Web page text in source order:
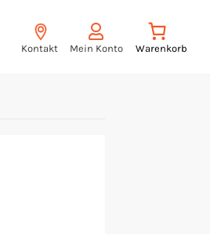
Kontakt Mein Konto